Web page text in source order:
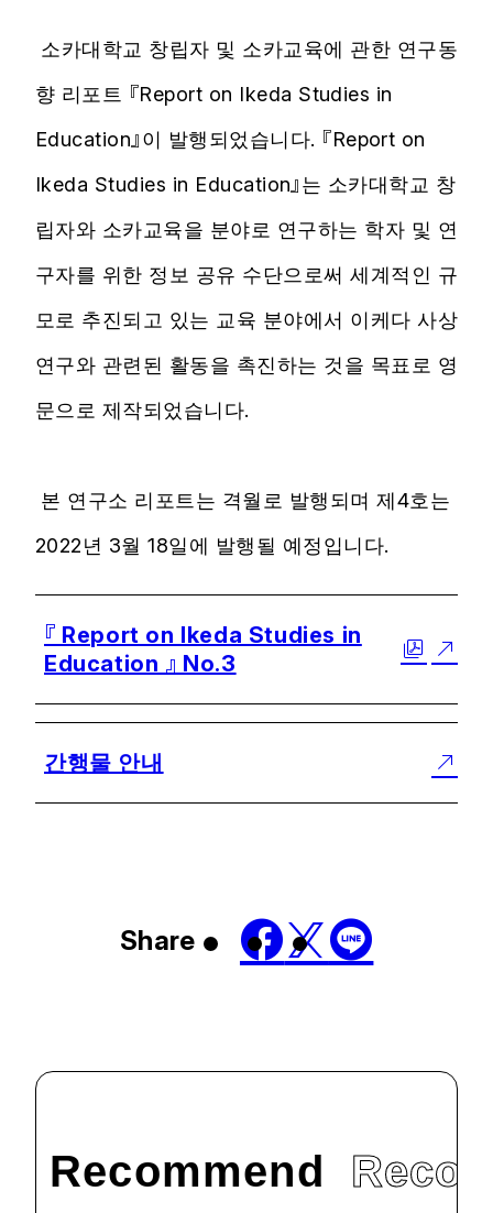
소카대학교 창립자 및 소카교육에 관한 연구동
향 리포트 『Report on Ikeda Studies in
Education』이 발행되었습니다. 『Report on
Ikeda Studies in Education』는 소카대학교 창
립자와 소카교육을 분야로 연구하는 학자 및 연
구자를 위한 정보 공유 수단으로써 세계적인 규
모로 추진되고 있는 교육 분야에서 이케다 사상
연구와 관련된 활동을 촉진하는 것을 목표로 영
문으로 제작되었습니다.
본 연구소 리포트는 격월로 발행되며 제4호는
2022년 3월 18일에 발행될 예정입니다.
『 Report on Ikeda Studies in
Education 』 No.3
간행물 안내
Share
Recommend